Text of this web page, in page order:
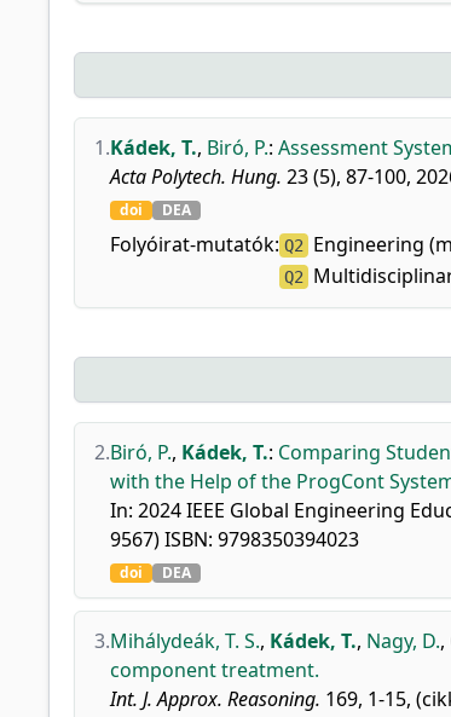
1.Kádek, T., Biró, P.: Assessment
Acta Polytech. Hung. 23 (5), 87-100,
doi DEA
Folyóirat-mutatók: Q2 Engineering
Q2
2.Biró, P., Kádek, T.: Comparing
with the Help of the ProgCont
In: 2024 IEEE Global Engineering
9567) ISBN: 9798350394023
doi DEA
3.Mihálydeák, T. S., Kádek, T., Nagy, D.,
component treatment.
Int. J. Approx. Reasoning. 169, 1-15,